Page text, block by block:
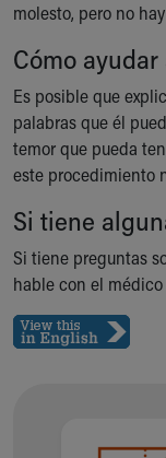
molesto, pero no
Cómo
Es posible que
palabras que él
temor que pueda
este procedimiento
Si tiene
Si tiene preguntas
hable con el